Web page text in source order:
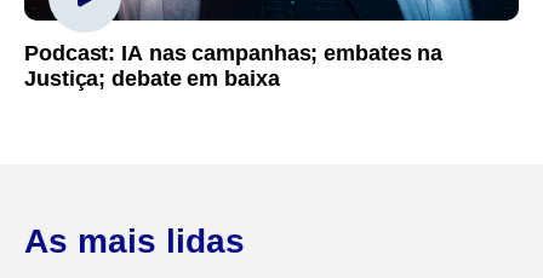
Podcast: IA nas campanhas; embates na
Justiça; debate em baixa
As mais lidas